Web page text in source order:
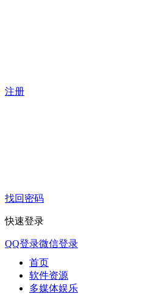
注册
找回密码
快速登录
QQ登录微信登录
首页
软件资源
多媒体娱乐